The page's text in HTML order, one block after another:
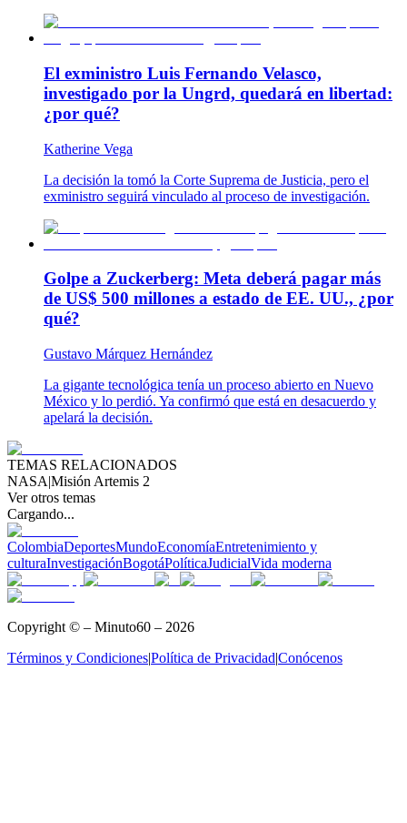
El exministro Luis Fernando Velasco,
investigado por la Ungrd, quedará en libertad:
¿por qué?
Katherine Vega
La decisión la tomó la Corte Suprema de Justicia, pero el
exministro seguirá vinculado al proceso de investigación.
Golpe a Zuckerberg: Meta deberá pagar más
de US$ 500 millones a estado de EE. UU., ¿por
qué?
Gustavo Márquez Hernández
La gigante tecnológica tenía un proceso abierto en Nuevo
México y lo perdió. Ya confirmó que está en desacuerdo y
apelará la decisión.
TEMAS RELACIONADOS
NASA|Misión Artemis 2
Ver otros temas
Cargando...
ColombiaDeportesMundoEconomíaEntretenimiento y
culturaInvestigaciónBogotáPolíticaJudicialVida moderna
Copyright © – Minuto60 – 2026
Términos y Condiciones|Política de Privacidad|Conócenos